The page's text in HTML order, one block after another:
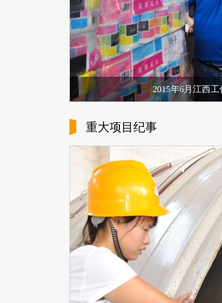
2015年6月江西
重大项目纪事